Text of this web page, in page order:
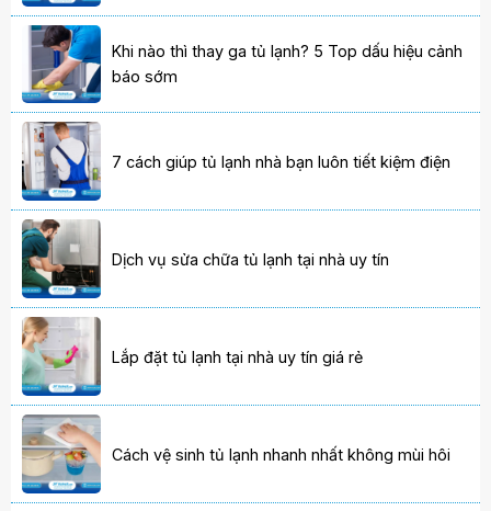
Khi nào thì thay ga tủ lạnh? 5 Top dấu hiệu cảnh
báo sớm
7 cách giúp tủ lạnh nhà bạn luôn tiết kiệm điện
Dịch vụ sửa chữa tủ lạnh tại nhà uy tín
Lắp đặt tủ lạnh tại nhà uy tín giá rẻ
Cách vệ sinh tủ lạnh nhanh nhất không mùi hôi